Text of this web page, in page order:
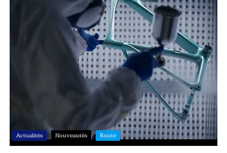
Actualités Nouveautés Route